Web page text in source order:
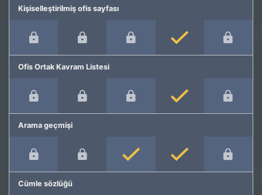
Kişiselleştirilmiş ofis sayfası
Ofis Ortak Kavram Listesi
Arama geçmişi
Cümle sözlüğü